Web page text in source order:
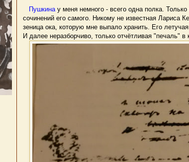
Пушкинау меня немного - всего одна полка.
сочинений его самого. Никому не известная Лариса
зеница ока, которую мне выпало хранить. Его
И далее неразборчиво, только отчётливая "печаль" в